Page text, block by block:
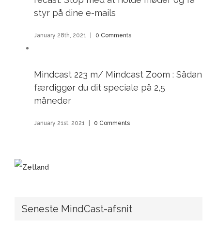
styr på dine e-mails
January 28th, 2021 0 Comments
Mindcast 223 m/ Mindcast Zoom : Sådan
færdiggør du dit speciale på 2,5
måneder
January 21st, 2021 0 Comments
Seneste MindCast-afsnit